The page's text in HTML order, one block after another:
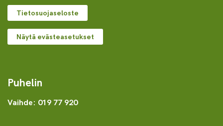
Tietosuojaseloste
Näytä evästeasetukset
Puhelin
Vaihde: 019 77 920